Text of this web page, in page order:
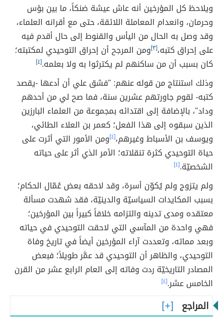
ويلاحظ كل المؤرخين أنه عاش عيشة ضنكاً، ما بين بؤس
وحرمان، وانعدام المعاملة اللائقة، حتى مع أقرانه العلماء،
وقد وصل به الحال من اليأس والقنوط إلى حال أقدم فيه
على إحراق كتبه،[٣] ومن المرجح أن إحراق التوحيدي لمكتبته؛
كان بسبب أن من ساكنهم لم يكترثوا به ولا بعلمه.[٤]
وذلك استنتاج من قوله عنهم: "فشق علي أن أدعها -يقصد
كتبه- لقوم جاورتهم عشرين سنة، فما صح لي من أحدهم
وداد"، بالإضافة إلى اقتدائه بمجموعة من العلماء البارزين
الذين سبقوه إلى هذا الفعل؛ كعمر بن العلاء الطائي،
ويوسف بن الأسباط وغيرهم،[٤] ومن الأمور التي أثرت على
حياة التوحيدي كثرة تنقلاته؛ الأمر الذي أثر على حياته
الشخصيّة.[٤]
ولم يتزوج ولم يُكوّن أسرة، وقد لاحقه بعض عُمّال الحكام؛
بسبب المكايدات السياسيّة والدينيّة، فقد شهدت مسألة
معتقده ومدى تدينه والتزامه خلافاً كبيراً بين المؤرخين؛
فهي واحدة من المآسي التي لاحقت التوحيدي في حياته
وبعد مماته، وتعددت آراء المؤرخين أيضاً في تاريخ وفاة
التوحيدي، والظاهر أن التوحيدي قد عمَّر طويلاً؛ فبعض
المصادر التاريخيّة ردت وفاته إلى العام الرابع عشر من القرن
الخامس عشر.[٤]
المراجع